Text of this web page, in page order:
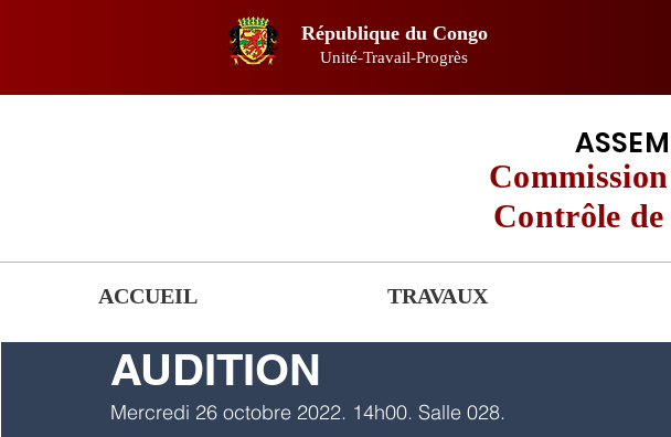
République du Congo
Unité-Travail-Progrès
Contrôle
ACCUEIL TRAVAUX
AUDITION
Mercredi 26 octobre 2022. 14h00. Salle 028.